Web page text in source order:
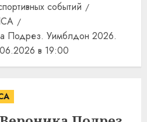
событий
Подрез. Уимблдон 2026.
в 19:00